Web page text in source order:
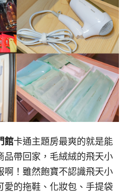
館卡通主題房最爽的就是能
品帶回家，毛絨絨的飛天小
啊！雖然飽寶不認識飛天小
愛的拖鞋、化妝包、手提袋